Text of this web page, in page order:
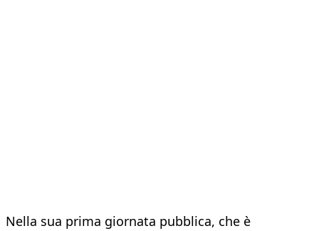
Nella sua prima giornata pubblica, che è